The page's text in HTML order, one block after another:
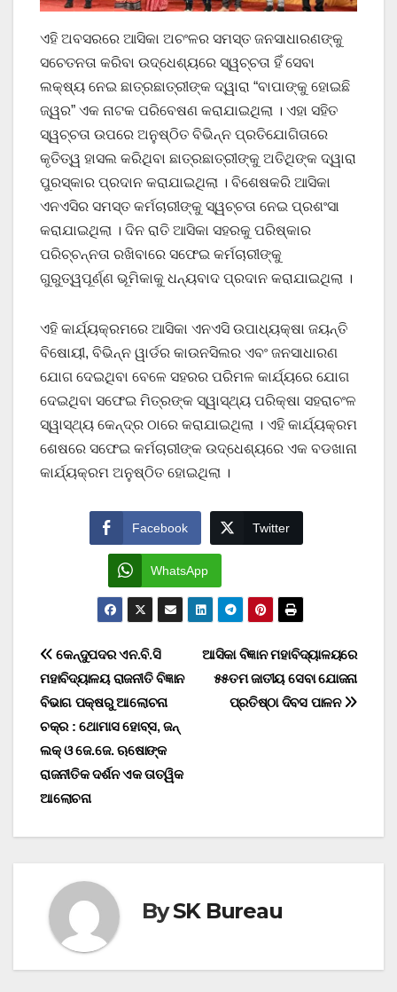
ଏହି ଅବସରରେ ଆସିକା ଅଚଂଳର ସମସ୍ତ ଜନସାଧାରଣଙ୍କୁ
ସଚେତନତା କରିବା ଉଦ୍ଧେଶ୍ୟରେ ସ୍ୱଚ୍ଚତା ହିଁ ସେବା
ଲକ୍ଷ୍ୟ ନେଇ ଛାତ୍ରଛାତ୍ରୀଙ୍କ ଦ୍ୱାରା “ବାପାଙ୍କୁ ହୋଇଛି
ଜ୍ୱର” ଏକ ନାଟକ ପରିବେଷଣ କରାଯାଇଥିଲା । ଏହା ସହିତ
ସ୍ୱଚ୍ଚତା ଉପରେ ଅନୁଷ୍ଠିତ ବିଭିନ୍ନ ପ୍ରତିଯୋଗିତାରେ
କୃତିତ୍ୱ ହାସଲ କରିଥିବା ଛାତ୍ରଛାତ୍ରୀଙ୍କୁ ଅତିଥିଙ୍କ ଦ୍ୱାରା
ପୁରସ୍କାର ପ୍ରଦାନ କରାଯାଇଥିଲା । ବିଶେଷକରି ଆସିକା
ଏନଏସିର ସମସ୍ତ କର୍ମଚାରୀଙ୍କୁ ସ୍ୱଚ୍ଚତା ନେଇ ପ୍ରଶଂସା
କରାଯାଇଥିଲା । ଦିନ ରାତି ଆସିକା ସହରକୁ ପରିଷ୍କାର
ପରିଚ୍ଚନ୍ନତା ରଖିବାରେ ସଫେଇ କର୍ମଚାରୀଙ୍କୁ
ଗୁରୁତ୍ୱପୂର୍ଣ୍ଣ ଭୂମିକାକୁ ଧନ୍ୟବାଦ ପ୍ରଦାନ କରାଯାଇଥିଲା ।
ଏହି କାର୍ଯ୍ୟକ୍ରମରେ ଆସିକା ଏନଏସି ଉପାଧ୍ୟକ୍ଷା ଜୟନ୍ତି
ବିଷୋୟୀ, ବିଭିନ୍ନ ୱାର୍ଡର କାଉନସିଲର ଏବଂ ଜନସାଧାରଣ
ଯୋଗ ଦେଇଥିବା ବେଳେ ସହରର ପରିମଳ କାର୍ଯ୍ୟରେ ଯୋଗ
ଦେଇଥିବା ସଫେଇ ମିତ୍ରଙ୍କ ସ୍ୱାସ୍ଥ୍ୟ ପରିକ୍ଷା ସହରାଚଂଳ
ସ୍ୱାସ୍ଥ୍ୟ କେନ୍ଦ୍ର ଠାରେ କରାଯାଇଥିଲା । ଏହି କାର୍ଯ୍ୟକ୍ରମ
ଶେଷରେ ସଫେଇ କର୍ମଚାରୀଙ୍କ ଉଦ୍ଧେଶ୍ୟରେ ଏକ ବଡଖାନା
କାର୍ଯ୍ୟକ୍ରମ ଅନୁଷ୍ଠିତ ହୋଇଥିଲା ।
Facebook Twitter
WhatsApp
Post
navigation
ଆସିକା ବିଜ୍ଞାନ ମହାବିଦ୍ୟାଳୟରେ
୫୫ତମ ଜାତୀୟ ସେବା ଯୋଜନା
ପ୍ରତିଷ୍ଠା ଦିବସ ପାଳନ
କେନ୍ଦୁପଦର ଏନ.ବି.ସି
ମହାବିଦ୍ୟାଳୟ ରାଜନୀତି ବିଜ୍ଞାନ
ବିଭାଗ ପକ୍ଷରୁ ଆଲୋଚନା
ଚକ୍ର : ଥୋମାସ ହୋବ୍ସ, ଜନ୍
ଲକ୍ ଓ ଜେ.ଜେ. ଋଷୋଙ୍କ
ରାଜନୀତିକ ଦର୍ଶନ ଏକ ତାତ୍ୱିକ
ଆଲୋଚନା
BySK Bureau